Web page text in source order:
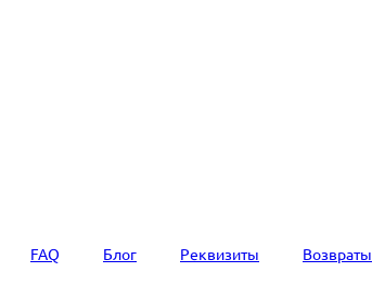
FAQ Блог Реквизиты Возвраты